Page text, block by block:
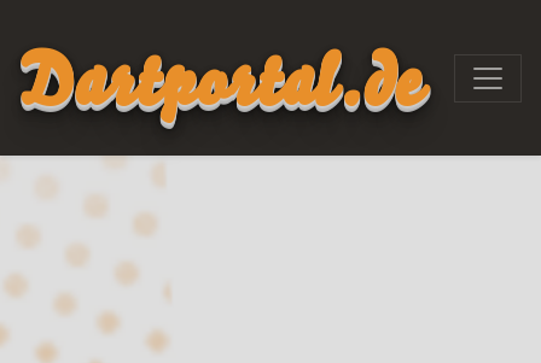
Dartportal.de